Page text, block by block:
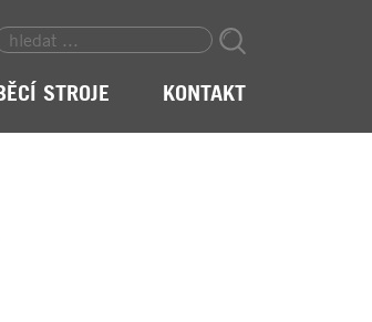
STROJE KONTAKT